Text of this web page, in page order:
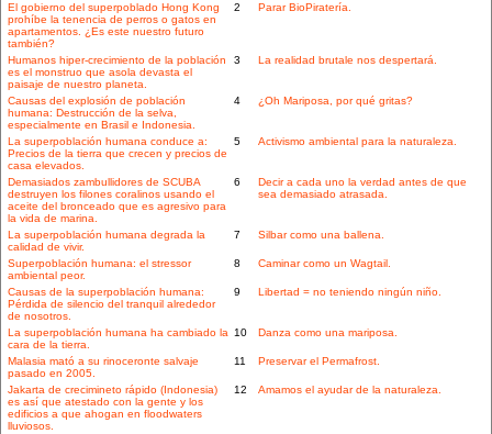
El gobierno del superpoblado Hong Kong
prohíbe la tenencia de perros o gatos en
apartamentos. ¿Es este nuestro futuro
también?
2 Parar BioPiratería.
Humanos hiper-crecimiento de la población
es el monstruo que asola devasta el
paisaje de nuestro planeta.
3 La realidad brutale nos despertará.
Causas del explosión de población
humana: Destrucción de la selva,
especialmente en Brasil e Indonesia.
4 ¿Oh Mariposa, por qué gritas?
La superpoblación humana conduce a:
Precios de la tierra que crecen y precios de
casa elevados.
5 Activismo ambiental para la naturaleza.
Demasiados zambullidores de SCUBA
destruyen los filones coralinos usando el
aceite del bronceado que es agresivo para
la vida de marina.
6
Decir a cada uno la verdad antes de que
sea demasiado atrasada.
La superpoblación humana degrada la
calidad de vivir.
7 Silbar como una ballena.
Superpoblación humana: el stressor
ambiental peor.
8 Caminar como un Wagtail.
Causas de la superpoblación humana:
Pérdida de silencio del tranquil alrededor
de nosotros.
9 Libertad = no teniendo ningún niño.
La superpoblación humana ha cambiado la
cara de la tierra.
10 Danza como una mariposa.
Malasia mató a su rinoceronte salvaje
pasado en 2005.
11 Preservar el Permafrost.
Jakarta de crecimineto rápido (Indonesia)
es así que atestado con la gente y los
edificios a que ahogan en floodwaters
lluviosos.
12 Amamos el ayudar de la naturaleza.